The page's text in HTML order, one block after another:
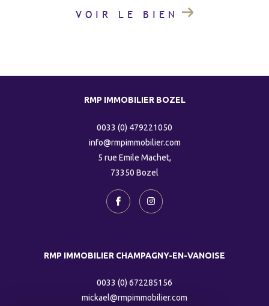
VOIR LE BIEN
RMP IMMOBILIER BOZEL
0033 (0) 479221050
info@rmpimmobilier.com
5 rue Emile Machet,
73350
bozel
RMP IMMOBILIER CHAMPAGNY-EN-VANOISE
0033 (0) 672285156
mickael@rmpimmobilier.com